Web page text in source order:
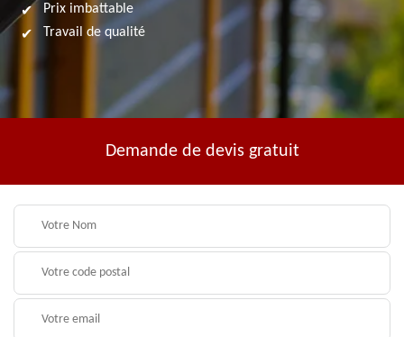
Prix imbattable
Travail de qualité
Demande de devis gratuit